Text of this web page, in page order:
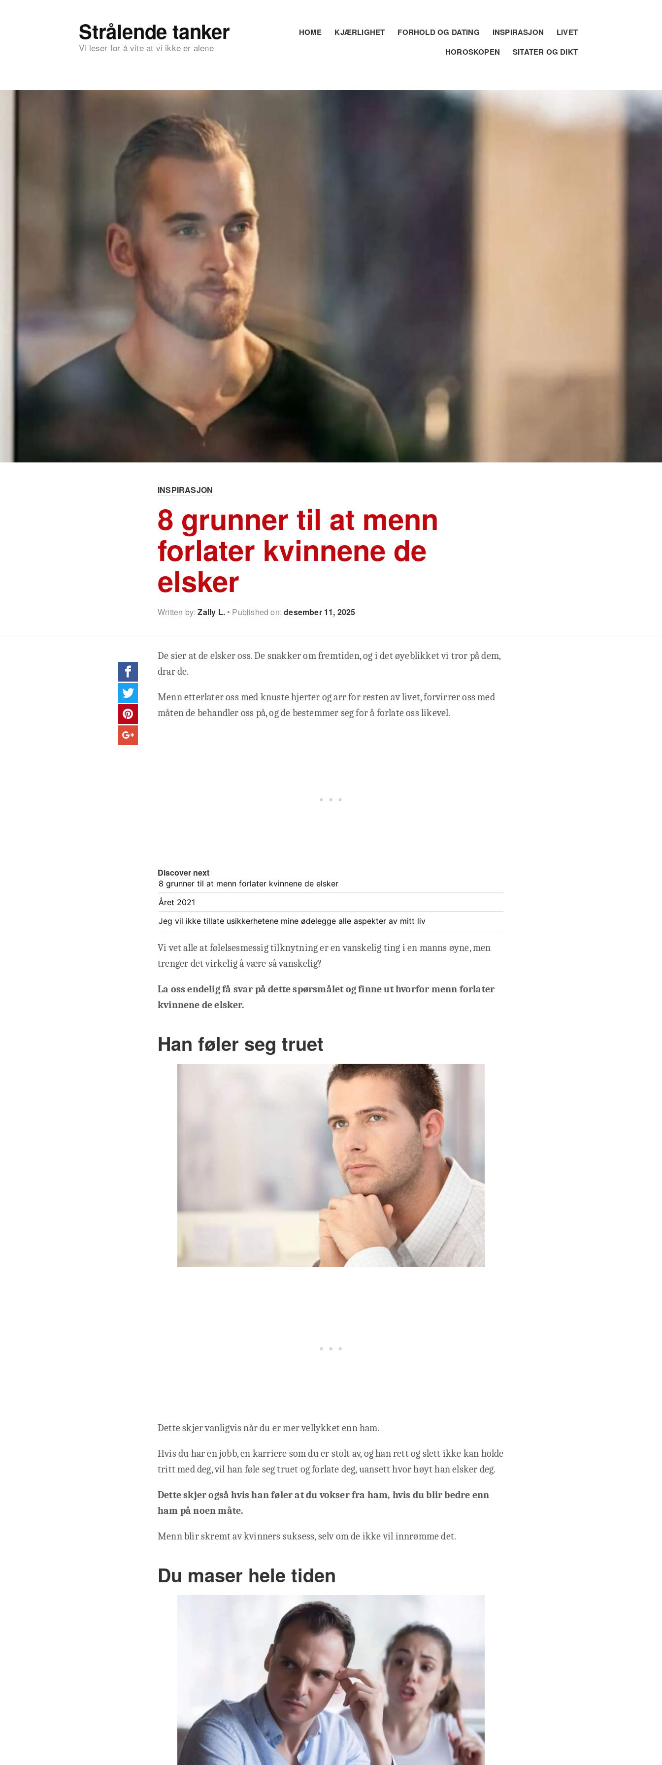
Strålende tanker
Vi leser for å vite at vi ikke er alene
HOME KJÆRLIGHET FORHOLD OG DATING INSPIRASJON
LIVET
HOROSKOPEN
SITATER OG DIKT
INSPIRASJON
8 grunner til at menn
forlater kvinnene de
elsker
Written by:Zally L. Published on:desember 11, 2025
De sier at de elsker oss. De snakker om fremtiden, og i det øyeblikket vi tror på dem,
drar de.
Menn etterlater oss med knuste hjerter og arr for resten av livet, forvirrer oss med
måten de behandler oss på, og de bestemmer seg for å forlate oss likevel.
Discover next
8 grunner til at menn forlater kvinnene de elsker
Året 2021
Jeg vil ikke tillate usikkerhetene mine ødelegge alle aspekter av mitt liv
Vi vet alle at følelsesmessig tilknytning er en vanskelig ting i en manns øyne, men
trenger det virkelig å være så vanskelig?
La oss endelig få svar på dette spørsmålet og finne ut hvorfor menn forlater
kvinnene de elsker.
Han føler seg truet
Dette skjer vanligvis når du er mer vellykket enn ham.
Hvis du har en jobb, en karriere som du er stolt av, og han rett og slett ikke kan holde
tritt med deg, vil han føle seg truet og forlate deg, uansett hvor høyt han elsker deg.
Dette skjer også hvis han føler at du vokser fra ham, hvis du blir bedre enn
ham på noen måte.
Menn blir skremt av kvinners suksess, selv om de ikke vil innrømme det.
Du maser hele tiden